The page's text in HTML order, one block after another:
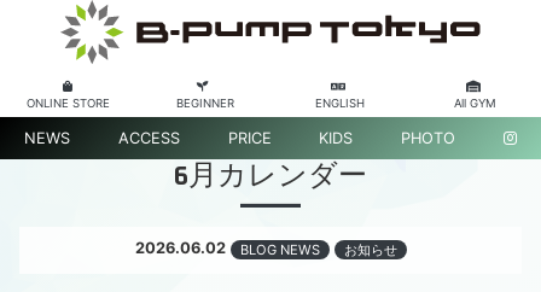
ONLINE STORE BEGINNER ENGLISH All GYM
NEWS ACCESS PRICE KIDS PHOTO
6月カレンダー
2026.06.02 BLOG NEWS お知らせ